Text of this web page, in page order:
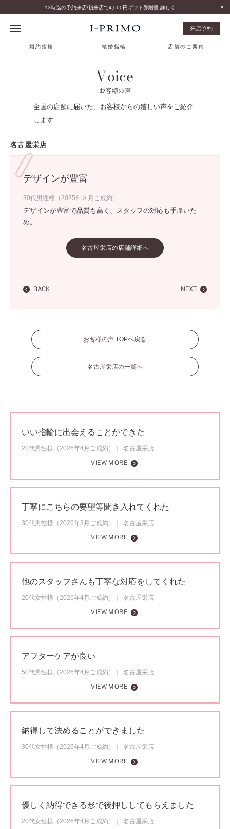
来店予約
婚約指輪 結婚指輪 店舗のご案内
Voice
お客様の声
全国の店舗に届いた、お客様からの嬉しい声をご紹介
します
名古屋栄店
デザインが豊富
30代男性様（2025年３月ご成約）
デザインが豊富で品質も高く、スタッフの対応も手厚いた
め。
名古屋栄店の店舗詳細へ
BACK NEXT
お客様の声 TOPへ戻る
名古屋栄店の一覧へ
いい指輪に出会えることができた
20代男性様（2026年4月ご成約）
名古屋栄店
VIEW MORE
丁寧にこちらの要望等聞き入れてくれた
30代男性様（2026年3月ご成約）
名古屋栄店
VIEW MORE
他のスタッフさんも丁寧な対応をしてくれた
20代女性様（2026年4月ご成約）
名古屋栄店
VIEW MORE
アフターケアが良い
50代男性様（2026年4月ご成約）
名古屋栄店
VIEW MORE
納得して決めることができました
30代女性様（2026年4月ご成約）
名古屋栄店
VIEW MORE
優しく納得できる形で後押ししてもらえました
20代女性様（2026年4月ご成約）
名古屋栄店